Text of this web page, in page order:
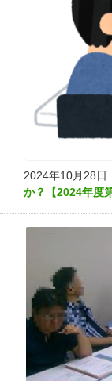
2024年10月28
か？【2024年度